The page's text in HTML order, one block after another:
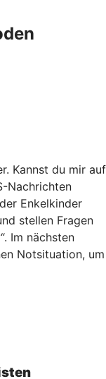
Kannst du mir auf
Nachrichten
Enkelkinder
stellen Fragen
Im nächsten
Notsituation, um